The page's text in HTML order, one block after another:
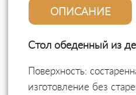
ОПИСАНИЕ
Стол обеденный из
Поверхность:
изготовление без